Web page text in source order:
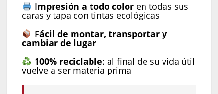
Impresión a todo coloren todas sus
caras y tapa con tintas ecológicas
Fácil de montar, transportar y
cambiar de lugar
100% reciclable: al final de su vida útil
vuelve a ser materia prima